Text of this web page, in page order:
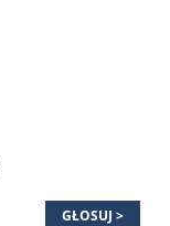
GŁOSUJ >